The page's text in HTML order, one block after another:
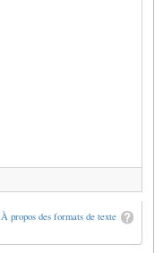
À propos des formats de texte